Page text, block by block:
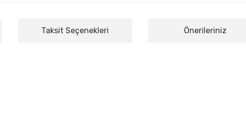
Taksit Seçenekleri Önerileriniz